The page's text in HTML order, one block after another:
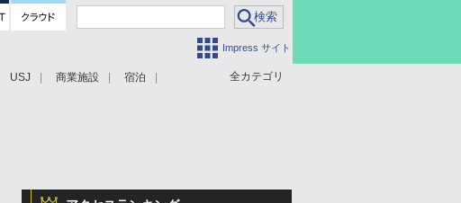
Impress サイト
全カテゴリ
USJ 商業施設 宿泊